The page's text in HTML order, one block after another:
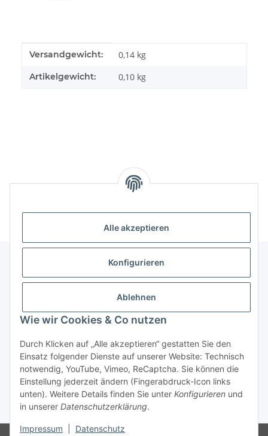
Alle akzeptieren
Konfigurieren
Ablehnen
Wie wir Cookies & Co nutzen
Durch Klicken auf „Alle akzeptieren“ gestatten Sie den
Einsatz folgender Dienste auf unserer Website: Technisch
notwendig, YouTube, Vimeo, ReCaptcha. Sie können die
Einstellung jederzeit ändern (Fingerabdruck-Icon links
unten). Weitere Details finden Sie unter Konfigurieren und
in unserer Datenschutzerklärung.
Impressum Datenschutz
Produkteigenschaft
Wert
Versandgewicht: 0,14 kg
Artikelgewicht: 0,10 kg
Kategorien
Informationen
Gesetzliche Informationen
Copyright
Alle Fotos und Inhalte
@2022-2026 Techscape e.K.
* Alle Preise zzgl. gesetzlicher USt., zzgl.Versand